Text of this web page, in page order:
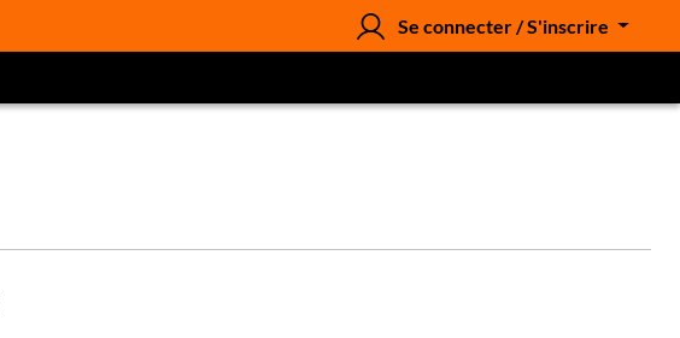
Se connecter / S'inscrire